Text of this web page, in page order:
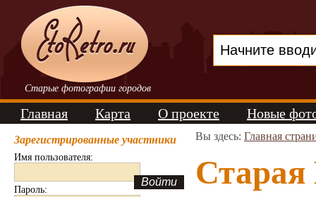
Старые фотографии городов
Главная Карта О проекте Новые
Зарегистрированные участники
Имя пользователя:
Пароль:
Вы здесь: Главная